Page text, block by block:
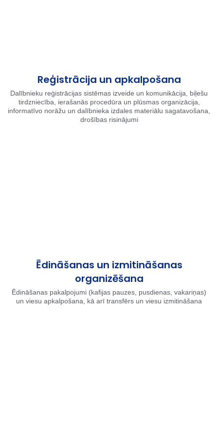
Reģistrācija un apkalpošana
Dalībnieku reģistrācijas sistēmas izveide un komunikācija, biļešu
tirdzniecība, ierašanās procedūra un plūsmas organizācija,
informatīvo norāžu un dalībnieka izdales materiālu sagatavošana,
drošības risinājumi
Ēdināšanas un izmitināšanas
organizēšana
Ēdināšanas pakalpojumi (kafijas pauzes, pusdienas, vakariņas)
un viesu apkalpošana, kā arī transfērs un viesu izmitināšana